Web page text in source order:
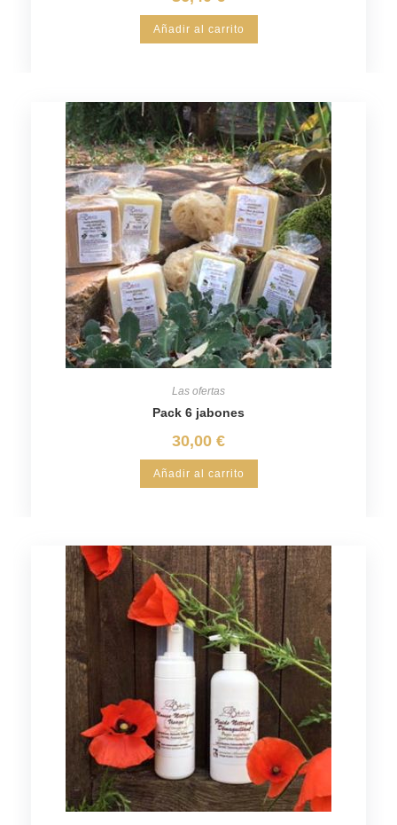
Añadir al carrito
Las ofertas
Pack 6 jabones
30,00 €
Añadir al carrito